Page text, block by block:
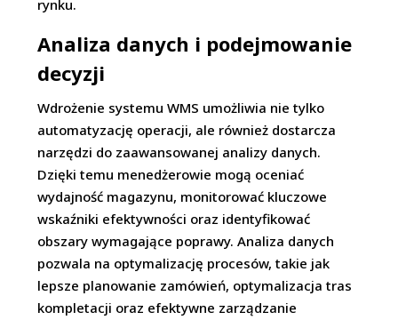
rynku.
Analiza danych i podejmowanie
decyzji
Wdrożenie systemu WMS umożliwia nie tylko
automatyzację operacji, ale również dostarcza
narzędzi do zaawansowanej analizy danych.
Dzięki temu menedżerowie mogą oceniać
wydajność magazynu, monitorować kluczowe
wskaźniki efektywności oraz identyfikować
obszary wymagające poprawy. Analiza danych
pozwala na optymalizację procesów, takie jak
lepsze planowanie zamówień, optymalizacja tras
kompletacji oraz efektywne zarządzanie